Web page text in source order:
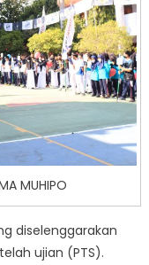
MUHIPO
diselenggarakan
ujian (PTS).